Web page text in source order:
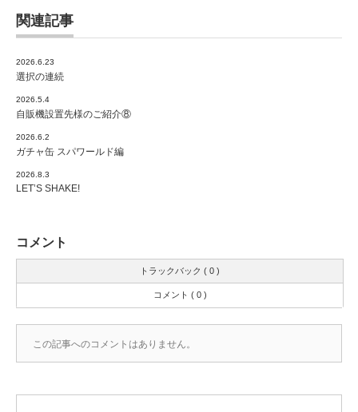
関連記事
2026.6.23
選択の連続
2026.5.4
自販機設置先様のご紹介⑧
2026.6.2
ガチャ缶 スパワールド編
2026.8.3
LET’S SHAKE!
コメント
トラックバック ( 0 )
コメント ( 0 )
この記事へのコメントはありません。